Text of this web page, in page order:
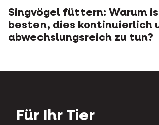
Singvögel füttern: Warum
besten, dies kontinuierlich
abwechslungsreich zu tun?
Für Ihr Tier